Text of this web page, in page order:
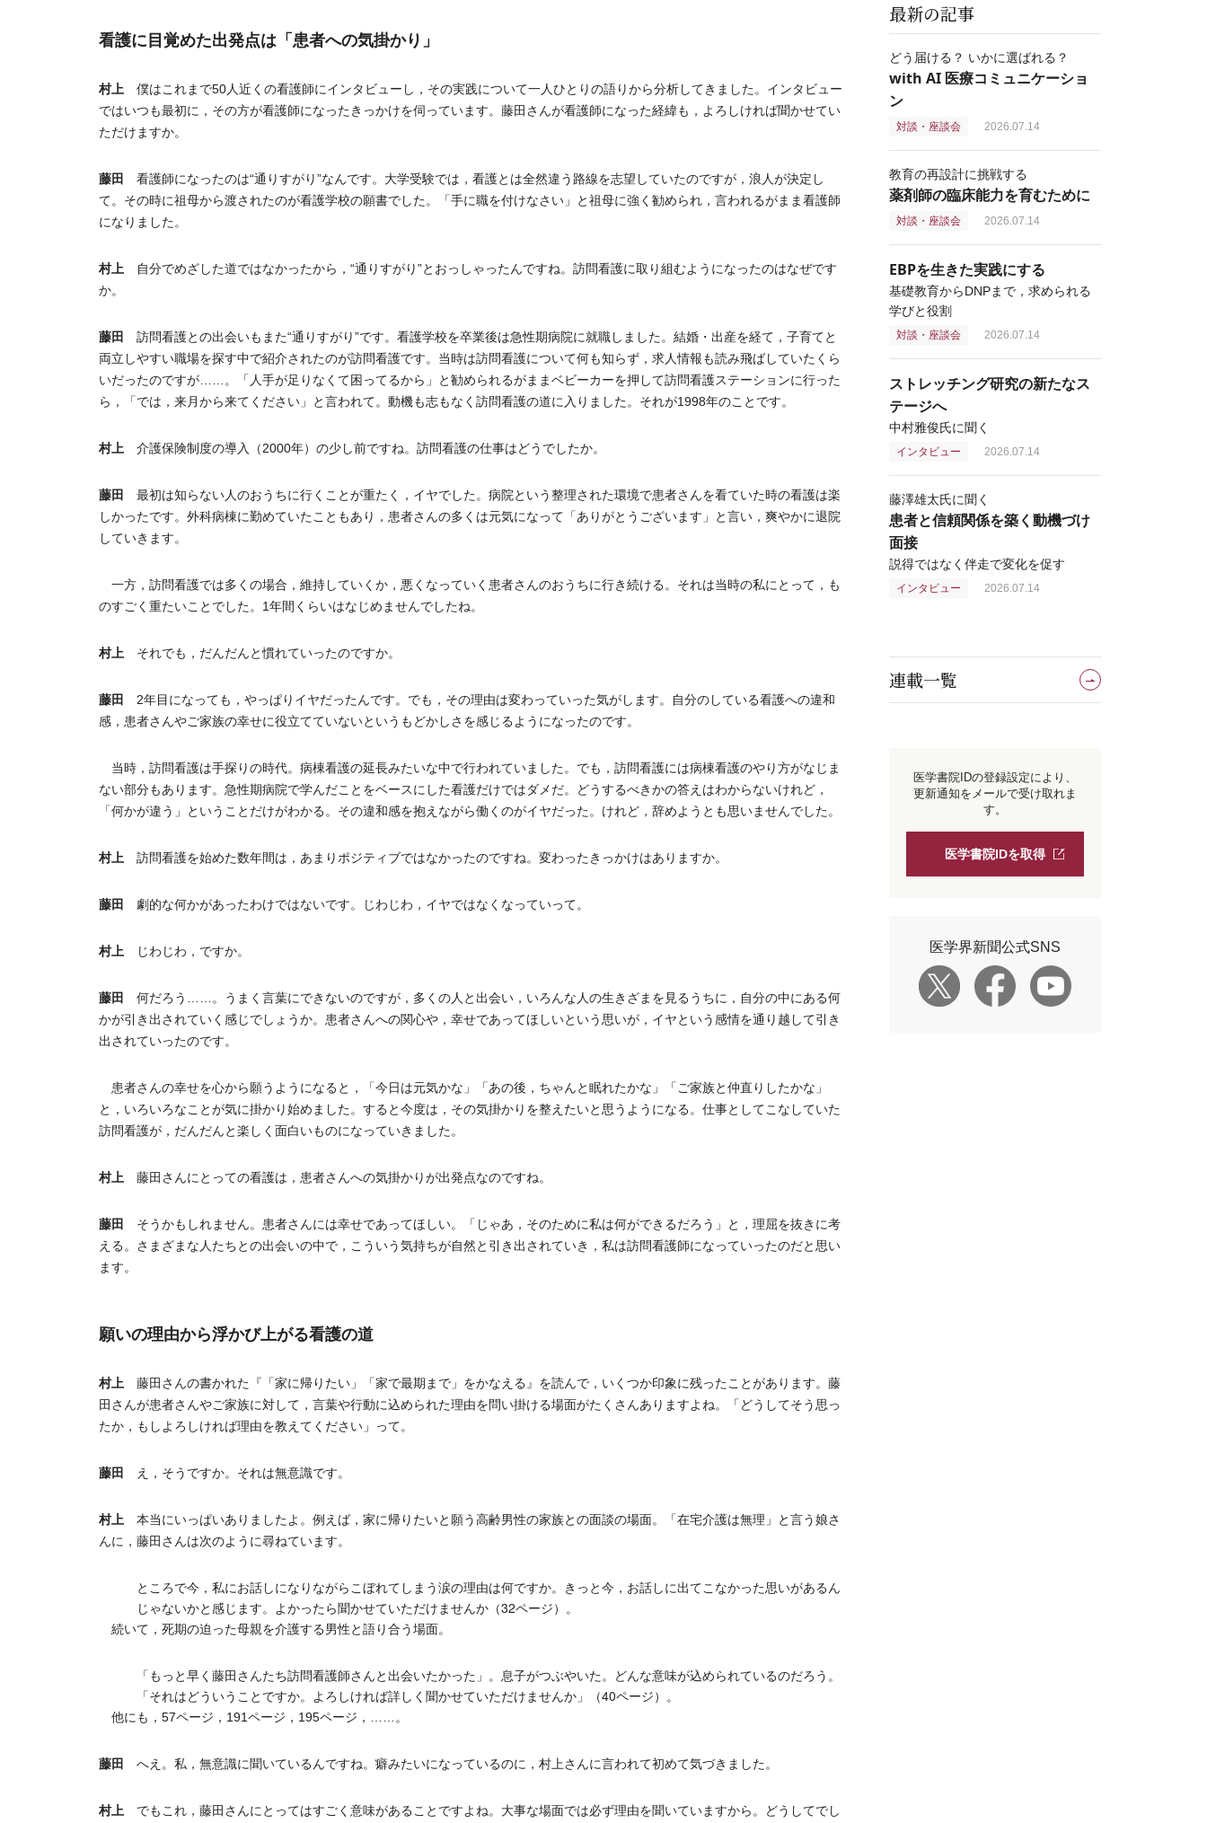
看護に目覚めた出発点は「患者への気掛かり」
村上 僕はこれまで50人近くの看護師にインタビューし，その実践について一人ひとりの語りから分析してきました。インタビュー
ではいつも最初に，その方が看護師になったきっかけを伺っています。藤田さんが看護師になった経緯も，よろしければ聞かせてい
ただけますか。
藤田 看護師になったのは“通りすがり”なんです。大学受験では，看護とは全然違う路線を志望していたのですが，浪人が決定し
て。その時に祖母から渡されたのが看護学校の願書でした。「手に職を付けなさい」と祖母に強く勧められ，言われるがまま看護師
になりました。
村上 自分でめざした道ではなかったから，“通りすがり”とおっしゃったんですね。訪問看護に取り組むようになったのはなぜです
か。
藤田 訪問看護との出会いもまた“通りすがり”です。看護学校を卒業後は急性期病院に就職しました。結婚・出産を経て，子育てと
両立しやすい職場を探す中で紹介されたのが訪問看護です。当時は訪問看護について何も知らず，求人情報も読み飛ばしていたくら
いだったのですが……。「人手が足りなくて困ってるから」と勧められるがままベビーカーを押して訪問看護ステーションに行った
ら，「では，来月から来てください」と言われて。動機も志もなく訪問看護の道に入りました。それが1998年のことです。
村上 介護保険制度の導入（2000年）の少し前ですね。訪問看護の仕事はどうでしたか。
藤田 最初は知らない人のおうちに行くことが重たく，イヤでした。病院という整理された環境で患者さんを看ていた時の看護は楽
しかったです。外科病棟に勤めていたこともあり，患者さんの多くは元気になって「ありがとうございます」と言い，爽やかに退院
していきます。
一方，訪問看護では多くの場合，維持していくか，悪くなっていく患者さんのおうちに行き続ける。それは当時の私にとって，も
のすごく重たいことでした。1年間くらいはなじめませんでしたね。
村上 それでも，だんだんと慣れていったのですか。
藤田 2年目になっても，やっぱりイヤだったんです。でも，その理由は変わっていった気がします。自分のしている看護への違和
感，患者さんやご家族の幸せに役立てていないというもどかしさを感じるようになったのです。
当時，訪問看護は手探りの時代。病棟看護の延長みたいな中で行われていました。でも，訪問看護には病棟看護のやり方がなじま
ない部分もあります。急性期病院で学んだことをベースにした看護だけではダメだ。どうするべきかの答えはわからないけれど，
「何かが違う」ということだけがわかる。その違和感を抱えながら働くのがイヤだった。けれど，辞めようとも思いませんでした。
村上 訪問看護を始めた数年間は，あまりポジティブではなかったのですね。変わったきっかけはありますか。
藤田 劇的な何かがあったわけではないです。じわじわ，イヤではなくなっていって。
村上 じわじわ，ですか。
藤田 何だろう……。うまく言葉にできないのですが，多くの人と出会い，いろんな人の生きざまを見るうちに，自分の中にある何
かが引き出されていく感じでしょうか。患者さんへの関心や，幸せであってほしいという思いが，イヤという感情を通り越して引き
出されていったのです。
患者さんの幸せを心から願うようになると，「今日は元気かな」「あの後，ちゃんと眠れたかな」「ご家族と仲直りしたかな」
と，いろいろなことが気に掛かり始めました。すると今度は，その気掛かりを整えたいと思うようになる。仕事としてこなしていた
訪問看護が，だんだんと楽しく面白いものになっていきました。
村上 藤田さんにとっての看護は，患者さんへの気掛かりが出発点なのですね。
藤田 そうかもしれません。患者さんには幸せであってほしい。「じゃあ，そのために私は何ができるだろう」と，理屈を抜きに考
える。さまざまな人たちとの出会いの中で，こういう気持ちが自然と引き出されていき，私は訪問看護師になっていったのだと思い
ます。
願いの理由から浮かび上がる看護の道
村上 藤田さんの書かれた『「家に帰りたい」「家で最期まで」をかなえる』を読んで，いくつか印象に残ったことがあります。藤
田さんが患者さんやご家族に対して，言葉や行動に込められた理由を問い掛ける場面がたくさんありますよね。「どうしてそう思っ
たか，もしよろしければ理由を教えてください」って。
藤田 え，そうですか。それは無意識です。
村上 本当にいっぱいありましたよ。例えば，家に帰りたいと願う高齢男性の家族との面談の場面。「在宅介護は無理」と言う娘さ
んに，藤田さんは次のように尋ねています。
ところで今，私にお話しになりながらこぼれてしまう涙の理由は何ですか。きっと今，お話しに出てこなかった思いがあるん
じゃないかと感じます。よかったら聞かせていただけませんか（32ページ）。
続いて，死期の迫った母親を介護する男性と語り合う場面。
「もっと早く藤田さんたち訪問看護師さんと出会いたかった」。息子がつぶやいた。どんな意味が込められているのだろう。
「それはどういうことですか。よろしければ詳しく聞かせていただけませんか」（40ページ）。
他にも，57ページ，191ページ，195ページ，……。
藤田 へえ。私，無意識に聞いているんですね。癖みたいになっているのに，村上さんに言われて初めて気づきました。
村上 でもこれ，藤田さんにとってはすごく意味があることですよね。大事な場面では必ず理由を聞いていますから。どうしてでし
最新の記事
どう届ける？ いかに選ばれる？
with AI 医療コミュニケーショ
ン
対談・座談会 2026.07.14
教育の再設計に挑戦する
薬剤師の臨床能力を育むために
対談・座談会 2026.07.14
EBPを生きた実践にする
基礎教育からDNPまで，求められる
学びと役割
対談・座談会 2026.07.14
ストレッチング研究の新たなス
テージへ
中村雅俊氏に聞く
インタビュー 2026.07.14
藤澤雄太氏に聞く
患者と信頼関係を築く動機づけ
面接
説得ではなく伴走で変化を促す
インタビュー 2026.07.14
連載一覧
医学書院IDの登録設定により、
更新通知をメールで受け取れま
す。
医学書院IDを取得
医学界新聞公式SNS